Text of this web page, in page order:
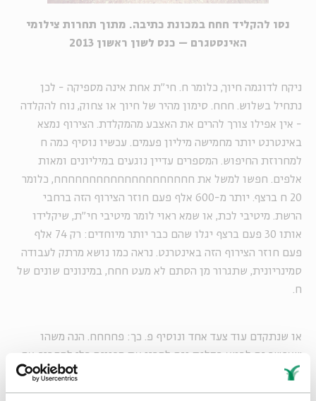
נסו להקליד חחח במכונת כתיבה. מתוך תחרות צילומי
האינסטגרם – כנס לשון ראשון 2013
ניקח לדוגמה חיוך, כלומר ח. חי"ת אחת אינה מספיקה - לכן
נתחיל בשלוש. חחח. סימון מהיר של חיוך או צחוק, נוח להקלדה
- אין אפילו צורך להרים את האצבע מהמקלדת. הצירוף נמצא
באינטרנט יותר מחמישה מיליון פעמים. עכשיו נוסיף כמה ח
למחרוזת החיפוש. המספרים עדיין נוגעים במיליונים ומאות
אלפים. חפשו למשל את חחחחחחחחחחחחחחחחחחחח, כלומר
20 ח ברצף. יותר מ-600 אלף פעם חוזר הצירוף הזה ברחבי
הרשת. מיטיבי לכת, או שמא ראוי לומר מיטיבי חי"ת, שיקלידו
אותו 30 פעם ברצף יגלו שהם כבר יותר מיוחדים: רק 74 אלף
פעם חוזר הצירוף הזה באינטרנט. נראה כמו נושא מרתק לעבודה
סמינריונית, שתגרור מן הסתם לא מעט חחח, במינונים שונים של
ח.
או שנתקדם עוד צעד אחד ונוסיף פ. כך: פחחחח. הנה משהו
שאפשר גם לבטא בקלות וגם להבין את הכוונה בלי להסביר. אם
לאסקימוסים יש עשרות מילים לתאר שלג, הרי שלעברית
האינטרנטית יש דרך אחת, מרובת גוונים וחי"תים, ועיקרה